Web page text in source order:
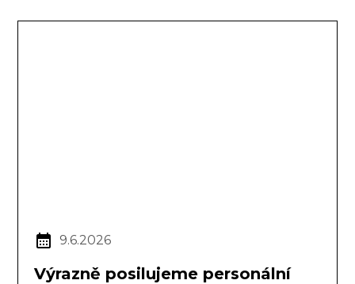
9.6.2026
Výrazně posilujeme personální